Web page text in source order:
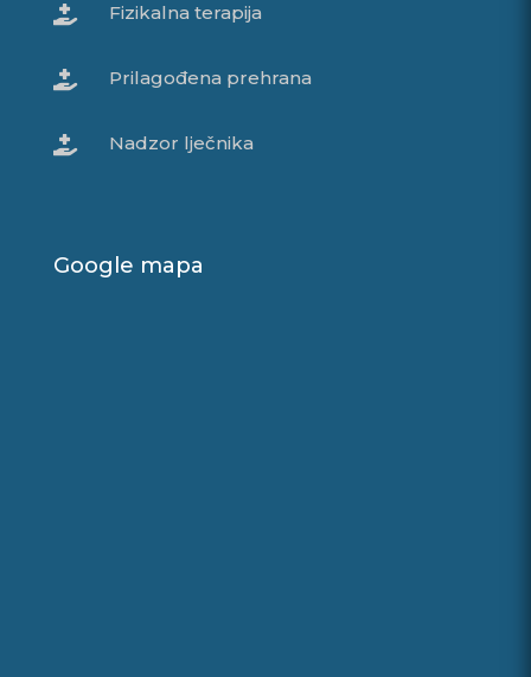
 Fizikalna terapija
 Prilagođena prehrana
 Nadzor lječnika
Google mapa